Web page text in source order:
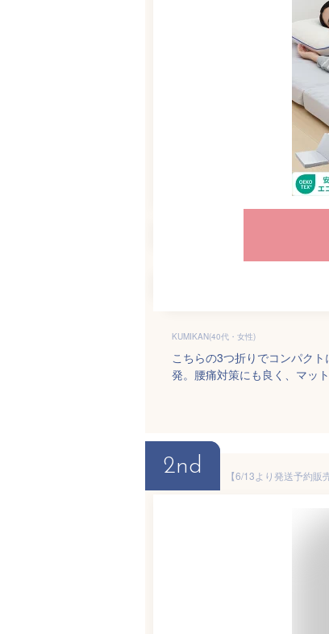
KUMIKAN(40代・女性)
こちらの3つ折りでコンパク
発。腰痛対策にも良く、マッ
2nd